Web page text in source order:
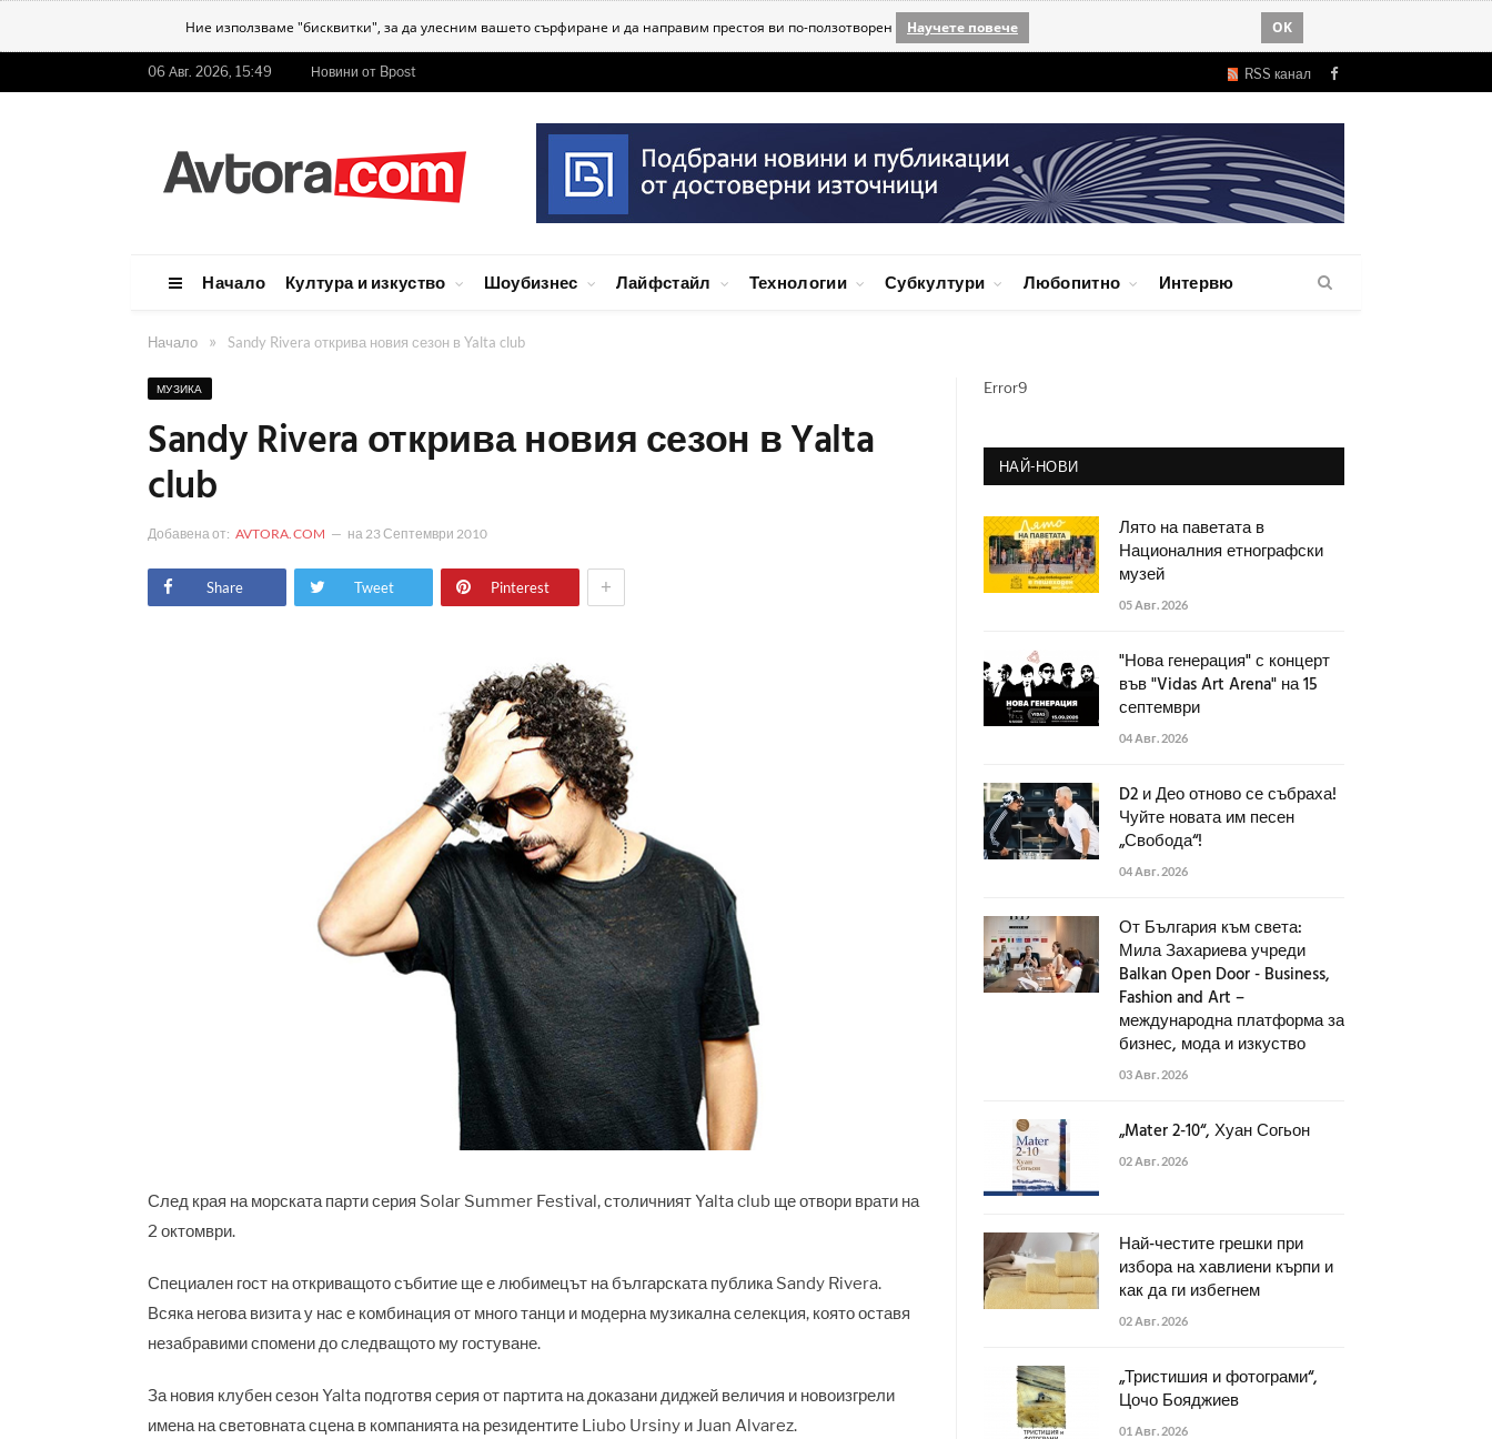
Ние използваме "бисквитки", за да улесним вашето сърфиране и да направим престоя ви по-ползотворен Научете повече OK
06 Авг. 2026, 15:49 Новини от Bpost RSS канал Facebook
Начало Култура и изкуство Шоубизнес Лайфстайл Технологии Субкултури Любопитно Интервю
Начало » Sandy Rivera открива новия сезон в Yalta club
МУЗИКА
Sandy Rivera открива новия сезон в Yalta
club
Добавена от: AVTORA.COM на 23 Септември 2010
Share Tweet Pinterest +
След края на морската парти серия Solar Summer Festival, столичният Yalta club ще отвори врати на
2 октомври.
Специален гост на откриващото събитие ще е любимецът на българската публика Sandy Rivera.
Всяка негова визита у нас е комбинация от много танци и модерна музикална селекция, която оставя
незабравими спомени до следващото му гостуване.
За новия клубен сезон Yalta подготвя серия от партита на доказани диджей величия и новоизгрели
имена на световната сцена в компанията на резидентите Liubo Ursiny и Juan Alvarez.
Error9
НАЙ-НОВИ
Лято на паветата в
Националния етнографски
музей
05 Авг. 2026
"Нова генерация" с концерт
във "Vidas Art Arena" на 15
септември
04 Авг. 2026
D2 и Део отново се събраха!
Чуйте новата им песен
„Свобода“!
04 Авг. 2026
От България към света:
Мила Захариева учреди
Balkan Open Door - Business,
Fashion and Art –
международна платформа за
бизнес, мода и изкуство
03 Авг. 2026
„Mater 2-10“, Хуан Согьон
02 Авг. 2026
Най-честите грешки при
избора на хавлиени кърпи и
как да ги избегнем
02 Авг. 2026
„Тристишия и фотограми“,
Цочо Бояджиев
01 Авг. 2026